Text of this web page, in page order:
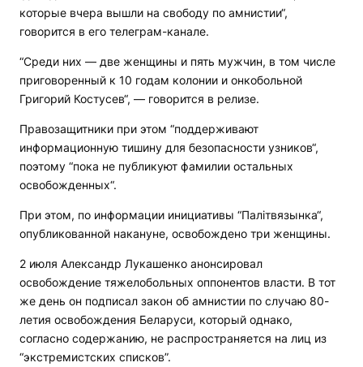
которые вчера вышли на свободу по амнистии“,
говорится в его телеграм-канале.
“Среди них — две женщины и пять мужчин, в том числе
приговоренный к 10 годам колонии и онкобольной
Григорий Костусев“, — говорится в релизе.
Правозащитники при этом “поддерживают
информационную тишину для безопасности узников“,
поэтому “пока не публикуют фамилии остальных
освобожденных“.
При этом, по информации инициативы “Палітвязынка“,
опубликованной накануне, освобождено три женщины.
2 июля Александр Лукашенко анонсировал
освобождение тяжелобольных оппонентов власти. В тот
же день он подписал закон об амнистии по случаю 80-
летия освобождения Беларуси, который однако,
согласно содержанию, не распространяется на лиц из
“экстремистских списков”.